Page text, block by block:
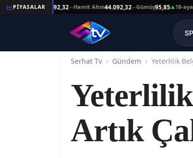
PİYASALAR
Altın44.092,32—Hamit Altın44.092,32—Gümüş95,85▲18-ayar-
Serhat Tv Gündem
Artık